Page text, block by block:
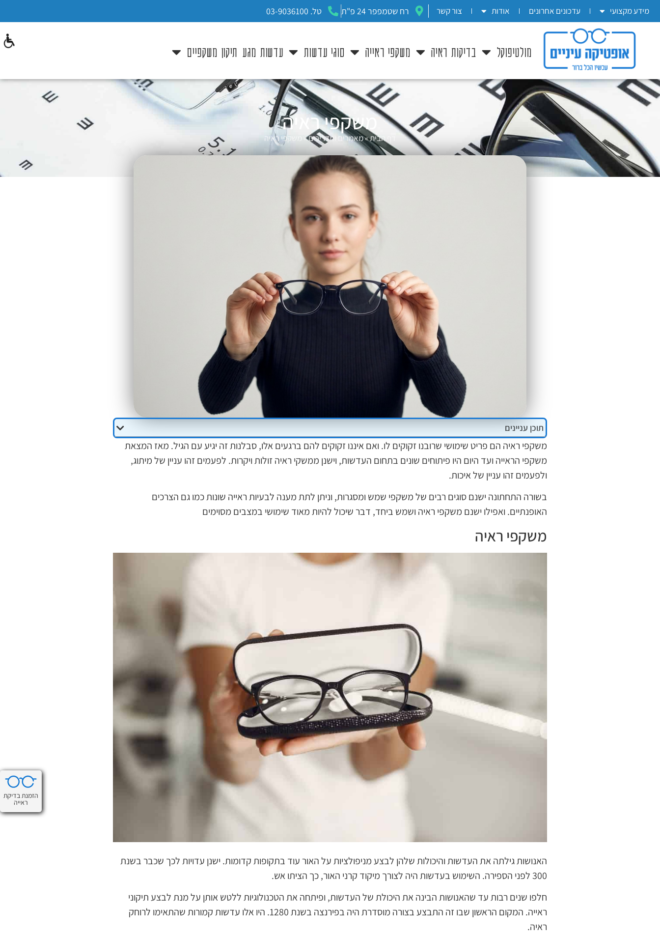
בְּאֲתָר
זֶה
מֻפְעֶלֶת
"המרכז
הישראלי
לְהַנְגָּשָׁת
אָתָרִים".
לִנְגִישׁוּת
הָאֲתָר.
לִפְתִיחַת
מידע מקצועי עדכונים אחרונים אודות צור קשר רח שטמפפר 24 פ"ת טל. 03-9036100
מולטיפוקל בדיקות ראיה משקפי ראייה סוגי עדשות עדשות מגע תיקון משקפיים
משקפי ראיה
דף הבית»מאמרים ומדריכים» משקפי ראיה
תוכן עניינים
משקפי ראיה הם פריט שימושי שרובנו זקוקים לו. ואם איננו זקוקים להם ברגעים אלו, סבלנות זה יגיע עם הגיל. מאז המצאת
משקפי הראייה ועד היום היו פיתוחים שונים בתחום העדשות, וישנן ממשקי ראיה זולות ויקרות. לפעמים זהו עניין של מיתוג,
ולפעמים זהו עניין של איכות.
בשורה התחתונה ישנם סוגים רבים של משקפי שמש ומסגרות, וניתן לתת מענה לבעיות ראייה שונות כמו גם הצרכים
האופנתיים. ואפילו ישנם משקפי ראיה ושמש ביחד, דבר שיכול להיות מאוד שימושי במצבים מסוימים
משקפי ראיה
האנושות גילתה את העדשות והיכולות שלהן לבצע מניפולציות על האור עוד בתקופות קדומות. ישנן עדויות לכך שכבר בשנת
300 לפני הספירה. השימוש בעדשות היה לצורך מיקוד קרני האור, כך הציתו אש.
חלפו שנים רבות עד שהאנושות הבינה את היכולת של העדשות, ופיתחה את הטכנולוגיות ללטש אותן על מנת לבצע תיקוני
ראייה. המקום הראשון שבו זה התבצע בצורה מוסדרת היה בפירנצה בשנת 1280. היו אלו עדשות קמורות שהתאימו לרוחק
ראיה.
הזמנת בדיקת
ראייה